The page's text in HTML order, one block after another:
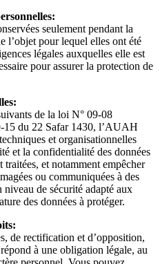
seulement pendant la
l’objet pour lequel elles ont été
légales auxquelles elle est
pour assurer la protection de
de la loi N° 09-08
15 du 22 Safar 1430, l’AUAH
et organisationnelles
et la confidentialité des données
traitées, et notamment empêcher
ou communiquées à des
niveau de sécurité adapté aux
des données à protéger.
de rectification et d’opposition,
à une obligation légale, au